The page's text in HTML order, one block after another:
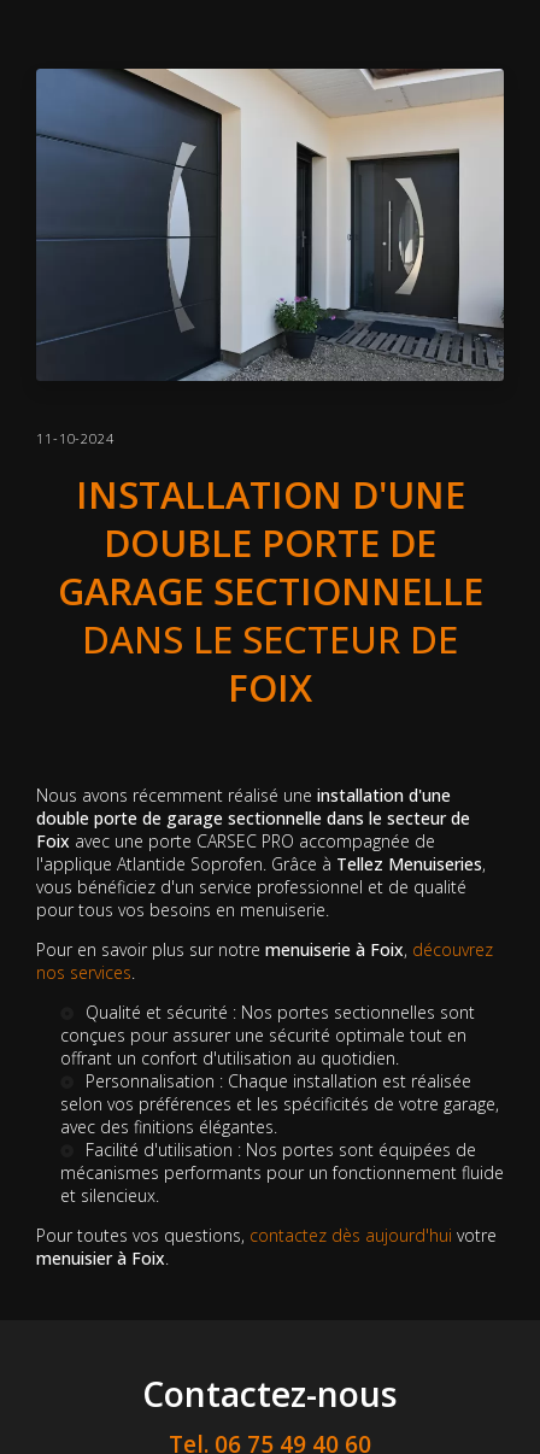
11-10-2024
INSTALLATION D'UNE
DOUBLE PORTE DE
GARAGE SECTIONNELLE
DANS LE SECTEUR DE
FOIX
Nous avons récemment réalisé une installation d'une
double porte de garage sectionnelle dans le secteur de
Foix avec une porte CARSEC PRO accompagnée de
l'applique Atlantide Soprofen. Grâce à Tellez Menuiseries,
vous bénéficiez d'un service professionnel et de qualité
pour tous vos besoins en menuiserie.
Pour en savoir plus sur notre menuiserie à Foix, découvrez
nos services.
Qualité et sécurité : Nos portes sectionnelles sont
conçues pour assurer une sécurité optimale tout en
offrant un confort d'utilisation au quotidien.
Personnalisation : Chaque installation est réalisée
selon vos préférences et les spécificités de votre garage,
avec des finitions élégantes.
Facilité d'utilisation : Nos portes sont équipées de
mécanismes performants pour un fonctionnement fluide
et silencieux.
Pour toutes vos questions, contactez dès aujourd'hui votre
menuisier à Foix.
Contactez-nous
Tel. 06 75 49 40 60